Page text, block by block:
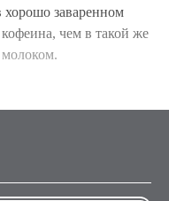
заваренном
чем в такой же